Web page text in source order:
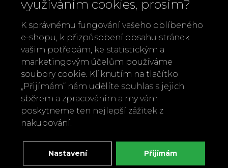
Omyvatelný látkový sáček na pečivo
Garden Chez moi
využíváním cookies, prosím?
K správnému fungování vašeho oblíbeného
e-shopu, k přizpůsobení obsahu stránek
vašim potřebám, ke statistickým a
marketingovým účelům používáme
soubory cookie. Kliknutím na tlačítko
„Přijímám“ nám udělíte souhlas s jejich
sběrem a zpracováním a my vám
poskytneme ten nejlepší zážitek z
nakupování.
Nastavení Přijímám